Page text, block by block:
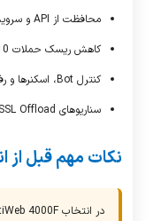
محافظت از API و سرویس‌های تحت وب
کاهش ریسک حملات OWASP Top 10
کنترل Bot، اسکنرها و رفتارهای غیرعادی
سناریوهای SSL Offload و Reverse Proxy پشت فایروال
نکات مهم قبل از
در انتخاب4000F